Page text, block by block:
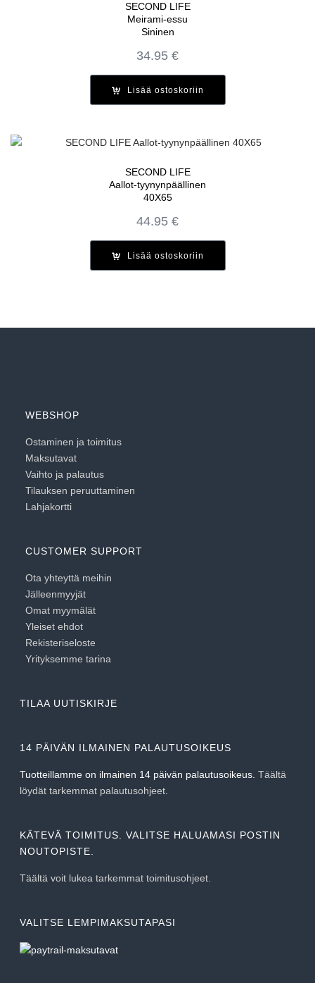
SECOND LIFE
Meirami-essu
Sininen
34.95 €
Lisää ostoskoriin
SECOND LIFE
Aallot-tyynynpäällinen
40X65
44.95 €
Lisää ostoskoriin
WEBSHOP
Ostaminen ja toimitus
Maksutavat
Vaihto ja palautus
Tilauksen peruuttaminen
Lahjakortti
CUSTOMER SUPPORT
Ota yhteyttä meihin
Jälleenmyyjät
Omat myymälät
Yleiset ehdot
Rekisteriseloste
Yrityksemme tarina
TILAA UUTISKIRJE
14 PÄIVÄN ILMAINEN PALAUTUSOIKEUS
Tuotteillamme on ilmainen 14 päivän palautusoikeus.Täältä
löydät tarkemmat palautusohjeet
KÄTEVÄ TOIMITUS. VALITSE HALUAMASI POSTIN
NOUTOPISTE.
Täältä voit lukea tarkemmat toimitusohjeet.
VALITSE LEMPIMAKSUTAPASI